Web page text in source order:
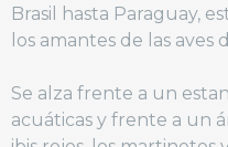
Brasil hasta Paraguay,
los amantes de las aves
Se alza frente a un
acuáticas y frente a un